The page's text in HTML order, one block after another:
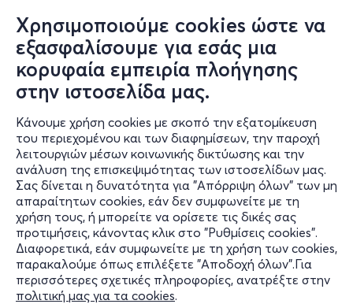
Χρησιμοποιούμε cookies ώστε να
εξασφαλίσουμε για εσάς μια
κορυφαία εμπειρία πλοήγησης
στην ιστοσελίδα μας.
Κάνουμε χρήση cookies με σκοπό την εξατομίκευση
του περιεχομένου και των διαφημίσεων, την παροχή
λειτουργιών μέσων κοινωνικής δικτύωσης και την
ανάλυση της επισκεψιμότητας των ιστοσελίδων μας.
Σας δίνεται η δυνατότητα για "Απόρριψη όλων" των μη
απαραίτητων cookies, εάν δεν συμφωνείτε με τη
χρήση τους, ή μπορείτε να ορίσετε τις δικές σας
προτιμήσεις, κάνοντας κλικ στο "Ρυθμίσεις cookies".
Διαφορετικά, εάν συμφωνείτε με τη χρήση των cookies,
παρακαλούμε όπως επιλέξετε "Αποδοχή όλων".Για
περισσότερες σχετικές πληροφορίες, ανατρέξτε στην
πολιτική μας για τα cookies.